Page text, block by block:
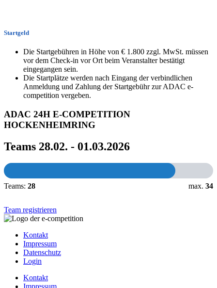
Startgeld
Die Startgebühren in Höhe von € 1.800 zzgl. MwSt. müssen
vor dem Check-in vor Ort beim Veranstalter bestätigt
eingegangen sein.
Die Startplätze werden nach Eingang der verbindlichen
Anmeldung und Zahlung der Startgebühr zur ADAC e-
competition vergeben.
ADAC 24H E-COMPETITION
HOCKENHEIMRING
Teams 28.02. - 01.03.2026
Teams: 28 max. 34
Team registrieren
Kontakt
Impressum
Datenschutz
Login
Kontakt
Impressum